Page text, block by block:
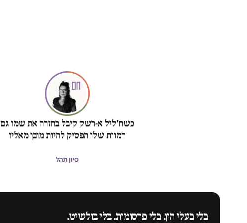
כשח'ליל א-רשק קיבל בחזרה את שמו גם
המוות שלו הפסיק להיות מובן מאליו
סיון תהל
בלי בעלי הון. בלי פרסומות. בלי בולשיט.